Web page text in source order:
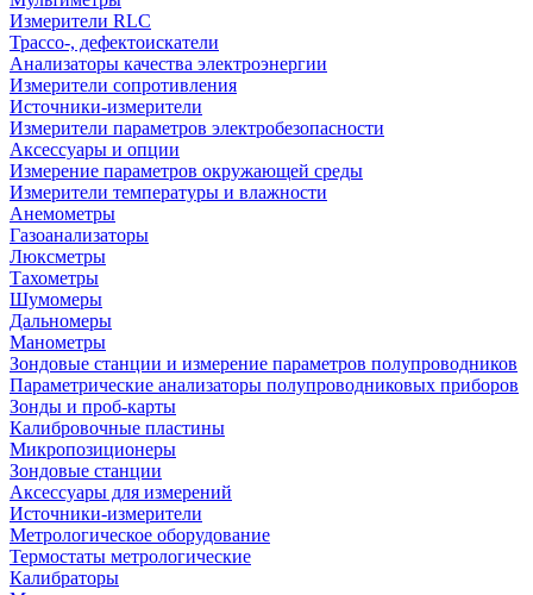
Измерители RLC
Трассо-, дефектоискатели
Анализаторы качества электроэнергии
Измерители сопротивления
Источники-измерители
Измерители параметров электробезопасности
Аксессуары и опции
Измерение параметров окружающей среды
Измерители температуры и влажности
Анемометры
Газоанализаторы
Люксметры
Тахометры
Шумомеры
Дальномеры
Манометры
Зондовые станции и измерение параметров полупроводников
Параметрические анализаторы полупроводниковых приборов
Зонды и проб-карты
Калибровочные пластины
Микропозиционеры
Зондовые станции
Аксессуары для измерений
Источники-измерители
Метрологическое оборудование
Термостаты метрологические
Калибраторы